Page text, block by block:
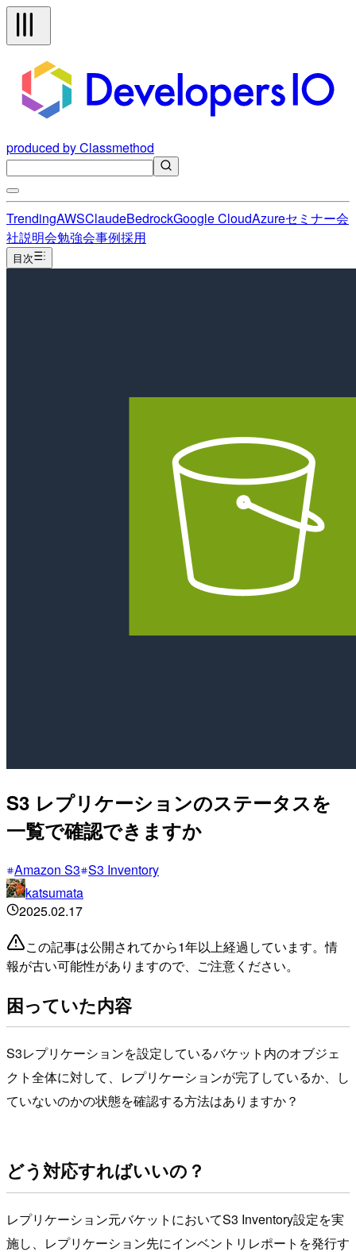
produced by Classmethod
TrendingAWSClaudeBedrockGoogle CloudAzureセミナー会
社説明会勉強会事例採用
目次
S3 レプリケーションのステータスを
一覧で確認できますか
Amazon S3 S3 Inventory
katsumata
2025.02.17
この記事は公開されてから1年以上経過しています。情
報が古い可能性がありますので、ご注意ください。
困っていた内容
S3レプリケーションを設定しているバケット内のオブジェ
クト全体に対して、レプリケーションが完了しているか、し
ていないのかの状態を確認する方法はありますか？
どう対応すればいいの？
レプリケーション元バケットにおいてS3 Inventory設定を実
施し、レプリケーション先にインベントリレポートを発行す